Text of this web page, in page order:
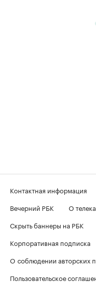
Контактная информация
Вечерний РБК
О
Скрыть баннеры на РБК
Корпоративная подписка
О соблюдении авторских
Пользовательское